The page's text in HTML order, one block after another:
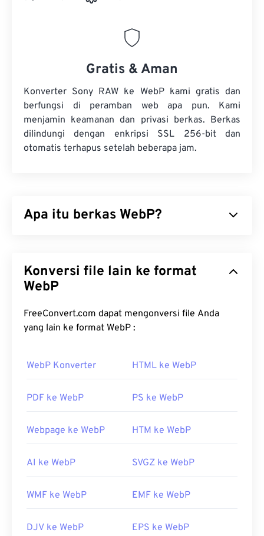
Gratis & Aman
Konverter Sony RAW ke WebP kami gratis dan
berfungsi di peramban web apa pun. Kami
menjamin keamanan dan privasi berkas. Berkas
dilindungi dengan enkripsi SSL 256-bit dan
otomatis terhapus setelah beberapa jam.
Apa itu berkas WebP?
menghasilkan gambar yang ideal untuk halaman
web dan aplikasi seluler. Gambar WebP berukuran
(JPG)danPortable Network Graphics (PNG),
dengan kualitas visual yang serupa. Gambar WebP
WebP?
Program default untuk membuka WebP adalah
Google Chrome (Chrome)
otomatis diGIMP Microsoft Paint. Selain
format WebP.
Pixelmatordan . Coba jugaCorel
Konversi file lain ke format
WebP
FreeConvert.com dapat mengonversi file Anda
yang lain ke format WebP :
WebP Konverter HTML ke WebP
PDF ke WebP PS ke WebP
Webpage ke WebP HTM ke WebP
AI ke WebP SVGZ ke WebP
WMF ke WebP EMF ke WebP
DJV ke WebP EPS ke WebP